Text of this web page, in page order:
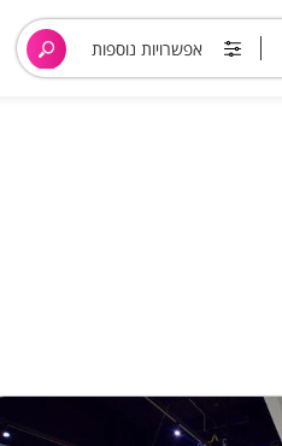
אפשרויות נוספות